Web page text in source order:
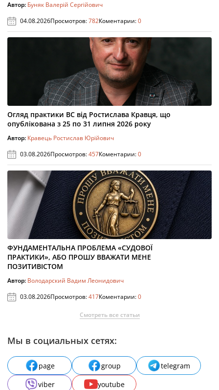
Автор: Буняк Валерій Сергійович
04.08.2026Просмотров:782Коментарии:0
Огляд практики ВС від Ростислава Кравця, що
опублікована з 25 по 31 липня 2026 року
Автор: Кравець Ростислав Юрійович
03.08.2026Просмотров:457Коментарии:0
ФУНДАМЕНТАЛЬНА ПРОБЛЕМА «СУДОВОЇ
ПРАКТИКИ», АБО ПРОШУ ВВАЖАТИ МЕНЕ
ПОЗИТИВІСТОМ
Автор: Володарский Вадим Леонидович
03.08.2026Просмотров:417Коментарии:0
Смотреть все статьи
Мы в социальных сетях:
page group
telegram
viber
youtube